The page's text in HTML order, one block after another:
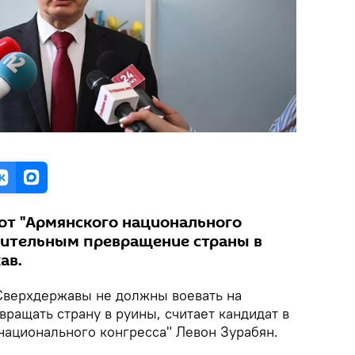
"Армянского национального
превращение страны в
не должны воевать на
страну в руины, считает кандидат в
конгресса" Левон Зурабян.